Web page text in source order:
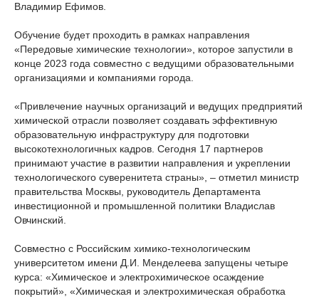
Владимир Ефимов.
Обучение будет проходить в рамках направления
«Передовые химические технологии», которое запустили в
конце 2023 года совместно с ведущими образовательными
организациями и компаниями города.
«Привлечение научных организаций и ведущих предприятий
химической отрасли позволяет создавать эффективную
образовательную инфраструктуру для подготовки
высокотехнологичных кадров. Сегодня 17 партнеров
принимают участие в развитии направления и укреплении
технологического суверенитета страны», – отметил министр
правительства Москвы, руководитель Департамента
инвестиционной и промышленной политики Владислав
Овчинский.
Совместно с Российским химико-технологическим
университетом имени Д.И. Менделеева запущены четыре
курса: «Химическое и электрохимическое осаждение
покрытий», «Химическая и электрохимическая обработка